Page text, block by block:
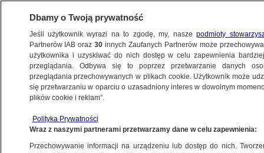
SZCZECIN
przetrzymywali pasażera. Nagranie
29.07.2024, 15:32Aktualizacja:30.07.2024, 08:53
Dbamy o Twoją prywatność
Jeśli użytkownik wyrazi na to zgodę, my, naszepodmioty
Partnerów IAB oraz30 innych Zaufanych Partnerów może
użytkownika i uzyskiwać do nich dostęp w celu zapewnienia
przeglądania. Odbywa się to poprzez przetwarzanie danych
przeglądania przechowywanych w plikach cookie. Użytkownik może
się przetwarzaniu w oparciu o uzasadniony interes w dowolnym
plików cookie i reklam”.
Polityka Prywatności
Wraz z naszymi partnerami przetwarzamy dane w celu zapewnienia:
Przechowywanie informacji na urządzeniu lub dostęp do nich.